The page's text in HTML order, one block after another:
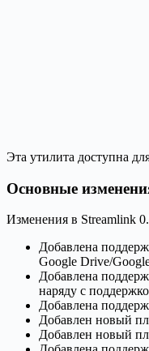
Эта утилита доступна
Основные
Изменения в Streamlink
Добавлена
Google Drive/
Добавлена
наряду с
Добавлена
Добавлен новый
Добавлен новый